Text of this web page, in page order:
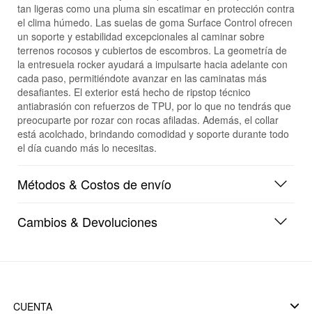
tan ligeras como una pluma sin escatimar en protección contra
el clima húmedo. Las suelas de goma Surface Control ofrecen
un soporte y estabilidad excepcionales al caminar sobre
terrenos rocosos y cubiertos de escombros. La geometría de
la entresuela rocker ayudará a impulsarte hacia adelante con
cada paso, permitiéndote avanzar en las caminatas más
desafiantes. El exterior está hecho de ripstop técnico
antiabrasión con refuerzos de TPU, por lo que no tendrás que
preocuparte por rozar con rocas afiladas. Además, el collar
está acolchado, brindando comodidad y soporte durante todo
el día cuando más lo necesitas.
Métodos & Costos de envío
Cambios & Devoluciones
CUENTA